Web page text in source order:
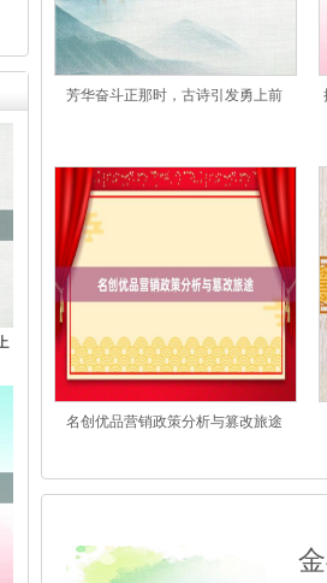
芳华奋斗正那时，古诗引发勇上前
名创优品营销政策分析与篡改旅途